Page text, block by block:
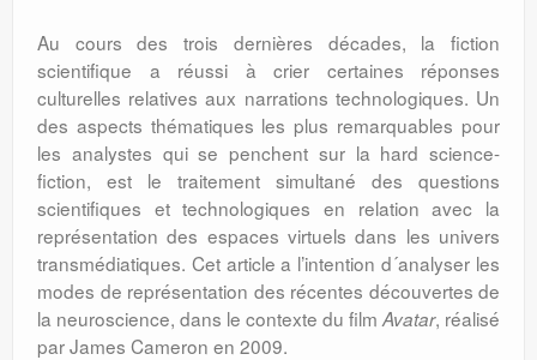
Au cours des trois dernières décades, la fiction
scientifique a réussi à crier certaines réponses
culturelles relatives aux narrations technologiques. Un
des aspects thématiques les plus remarquables pour
les analystes qui se penchent sur la hard science-
fiction, est le traitement simultané des questions
scientifiques et technologiques en relation avec la
représentation des espaces virtuels dans les univers
transmédiatiques. Cet article a l’intention d´analyser les
modes de représentation des récentes découvertes de
la neuroscience, dans le contexte du film Avatar, réalisé
par James Cameron en 2009.